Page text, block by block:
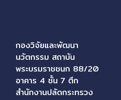
กองวิจัยและพัฒนา
นวัตกรรม สถาบัน
พระบรมราชชนก 88/20
อาคาร 4 ชั้น 7 ตึก
สำนักงานปลัดกระทรวง